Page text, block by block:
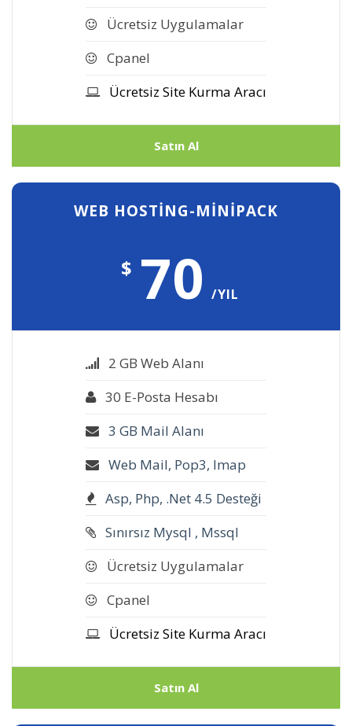
Ücretsiz Uygulamalar
Cpanel
Ücretsiz Site Kurma Aracı
Satın Al
WEB HOSTING-MINIPACK
$70/YIL
2 GB Web Alanı
30 E-Posta Hesabı
3 GB Mail Alanı
Web Mail, Pop3, Imap
Asp, Php, .Net 4.5 Desteği
Sınırsız Mysql , Mssql
Ücretsiz Uygulamalar
Cpanel
Ücretsiz Site Kurma Aracı
Satın Al